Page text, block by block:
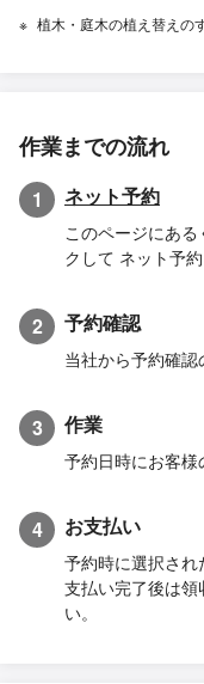
植木・庭木の植え替えの
作業までの流れ
1 ネット予約
このページにあ
クして ネット予
2 予約確認
当社から予約確認
3 作業
予約日時にお客様
4 お支払い
予約時に選択さ
支払い完了後は領
い。